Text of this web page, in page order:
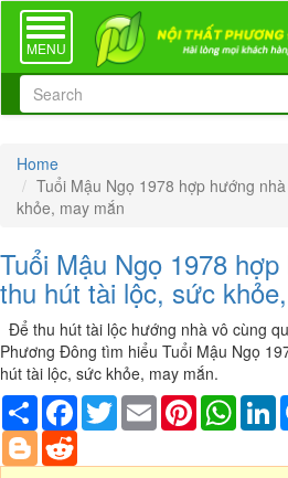
TOGGLE
NAVIGATION
MENU
Home
Tuổi Mậu Ngọ 1978 hợp hướng
khỏe, may mắn
Tuổi Mậu Ngọ 1978
thu hút tài lộc, sức
Để thu hút tài lộc hướng nhà vô cùng
Phương Đông tìm hiểu Tuổi Mậu Ngọ
hút tài lộc, sức khỏe, may mắn.
Share Facebook
TwitterEmail Pinterest
Blogger